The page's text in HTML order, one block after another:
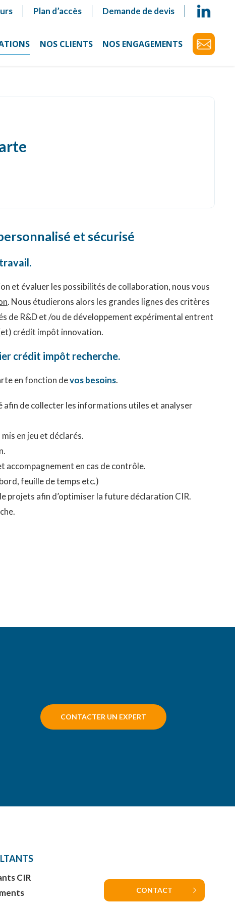
Plan d’accès Demande de devis
NOS CLIENTS NOS ENGAGEMENTS
et sécurisé
et évaluer les possibilités de collaboration, nous vous
. Nous étudierons alors les grandes lignes des critères
de R&D et /ou de développement expérimental entrent
crédit impôt innovation.
crédit impôt recherche.
en fonction devos besoins.
afin de collecter les informations utiles et analyser
en jeu et déclarés.
accompagnement en cas de contrôle.
feuille de temps etc.)
projets afin d’optimiser la future déclaration CIR.
CONTACTER UN EXPERT
CIR
CONTACT